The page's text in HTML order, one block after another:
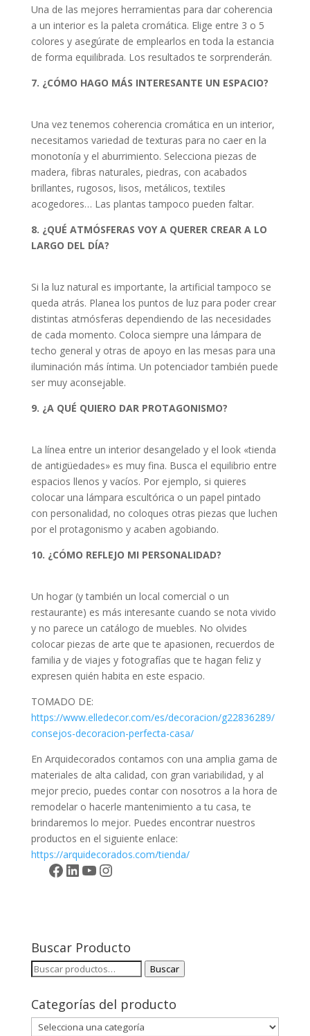
Una de las mejores herramientas para dar coherencia
a un interior es la paleta cromática. Elige entre 3 o 5
colores y asegúrate de emplearlos en toda la estancia
de forma equilibrada. Los resultados te sorprenderán.
7. ¿CÓMO HAGO MÁS INTERESANTE UN ESPACIO?
Una vez tenemos coherencia cromática en un interior,
necesitamos variedad de texturas para no caer en la
monotonía y el aburrimiento. Selecciona piezas de
madera, fibras naturales, piedras, con acabados
brillantes, rugosos, lisos, metálicos, textiles
acogedores… Las plantas tampoco pueden faltar.
8. ¿QUÉ ATMÓSFERAS VOY A QUERER CREAR A LO
LARGO DEL DÍA?
Si la luz natural es importante, la artificial tampoco se
queda atrás. Planea los puntos de luz para poder crear
distintas atmósferas dependiendo de las necesidades
de cada momento. Coloca siempre una lámpara de
techo general y otras de apoyo en las mesas para una
iluminación más íntima. Un potenciador también puede
ser muy aconsejable.
9. ¿A QUÉ QUIERO DAR PROTAGONISMO?
La línea entre un interior desangelado y el look «tienda
de antigüedades» es muy fina. Busca el equilibrio entre
espacios llenos y vacíos. Por ejemplo, si quieres
colocar una lámpara escultórica o un papel pintado
con personalidad, no coloques otras piezas que luchen
por el protagonismo y acaben agobiando.
10. ¿CÓMO REFLEJO MI PERSONALIDAD?
Un hogar (y también un local comercial o un
restaurante) es más interesante cuando se nota vivido
y no parece un catálogo de muebles. No olvides
colocar piezas de arte que te apasionen, recuerdos de
familia y de viajes y fotografías que te hagan feliz y
expresen quién habita en este espacio.
TOMADO DE:
https://www.elledecor.com/es/decoracion/g22836289/
consejos-decoracion-perfecta-casa/
En Arquidecorados contamos con una amplia gama de
materiales de alta calidad, con gran variabilidad, y al
mejor precio, puedes contar con nosotros a la hora de
remodelar o hacerle mantenimiento a tu casa, te
brindaremos lo mejor. Puedes encontrar nuestros
productos en el siguiente enlace:
https://arquidecorados.com/tienda/
Facebook
LinkedIn
YouTube
Instagram
Buscar Producto
Buscar
Buscar
Categorías del producto